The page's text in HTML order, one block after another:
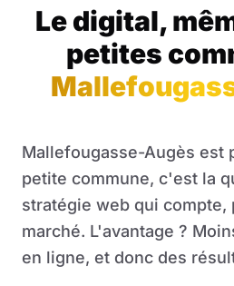
Le digital,
petites
Mallefougasse-Augès est
petite commune, c'est la
stratégie web qui compte,
marché. L'avantage ?
en ligne, et donc des